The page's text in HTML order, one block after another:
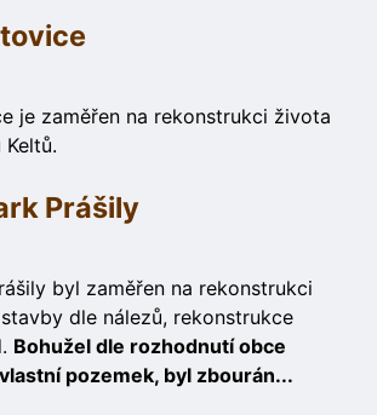
je zaměřen na rekonstrukci života
Prášily
byl zaměřen na rekonstrukci
dle nálezů, rekonstrukce
Bohužel dle rozhodnutí obce
pozemek, byl zbourán...